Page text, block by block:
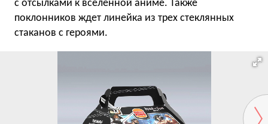
с отсылками к вселенной аниме. Также
поклонников ждет линейка из трех стеклянных
стаканов с героями.